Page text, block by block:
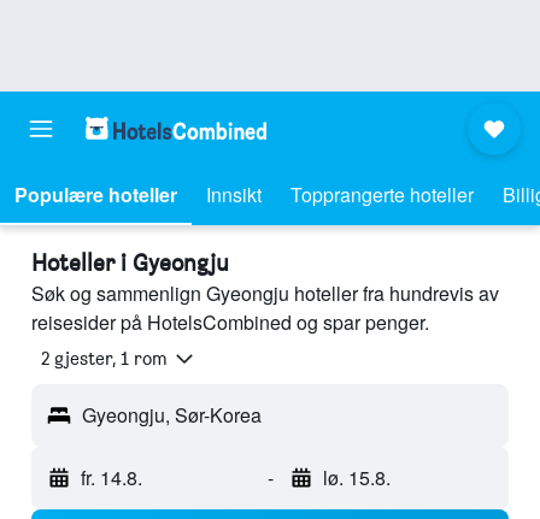
Populære hoteller Innsikt Topprangerte hoteller
Hoteller i Gyeongju
Søk og sammenlign Gyeongju hoteller fra hundrevis av
reisesider på HotelsCombined og spar penger.
2 gjester, 1 rom
Gyeongju, Sør-Korea
fr. 14.8. - lø. 15.8.